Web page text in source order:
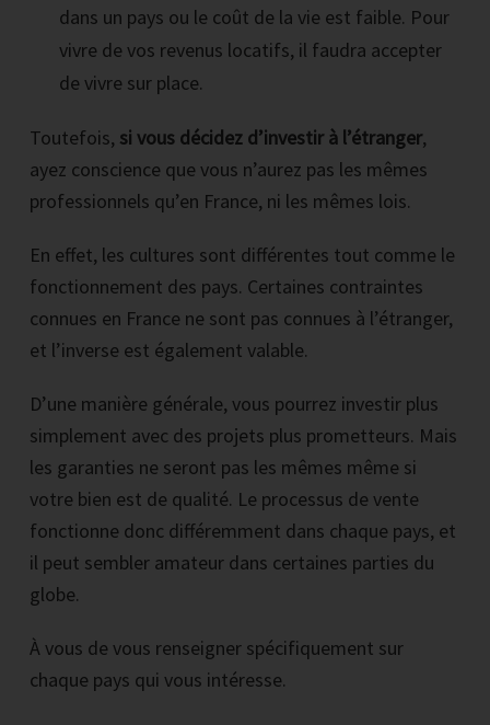
dans un pays ou le coût de la vie est faible. Pour
vivre de vos revenus locatifs, il faudra accepter
de vivre sur place.
Toutefois, si vous décidez d’investir à l’étranger,
ayez conscience que vous n’aurez pas les mêmes
professionnels qu’en France, ni les mêmes lois.
En effet, les cultures sont différentes tout comme le
fonctionnement des pays. Certaines contraintes
connues en France ne sont pas connues à l’étranger,
et l’inverse est également valable.
D’une manière générale, vous pourrez investir plus
simplement avec des projets plus prometteurs. Mais
les garanties ne seront pas les mêmes même si
votre bien est de qualité. Le processus de vente
fonctionne donc différemment dans chaque pays, et
il peut sembler amateur dans certaines parties du
globe.
À vous de vous renseigner spécifiquement sur
chaque pays qui vous intéresse.